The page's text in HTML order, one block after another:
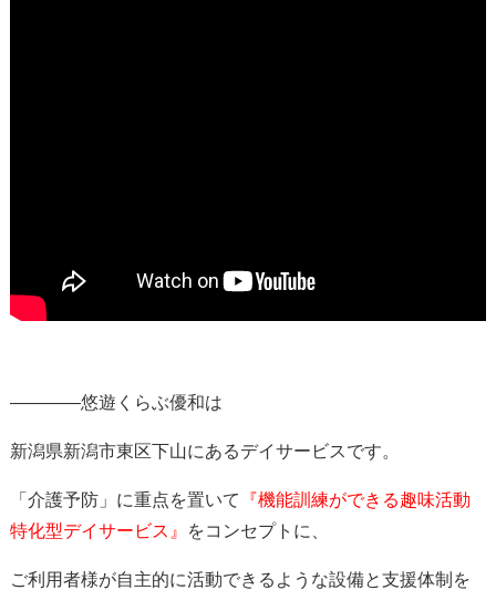
————悠遊くらぶ優和は
新潟県新潟市東区下山にあるデイサービスです。
「介護予防」に重点を置いて
『機能訓練ができる趣味活動
特化型デイサービス』
をコンセプトに、
ご利用者様が自主的に活動できるような設備と支援体制を